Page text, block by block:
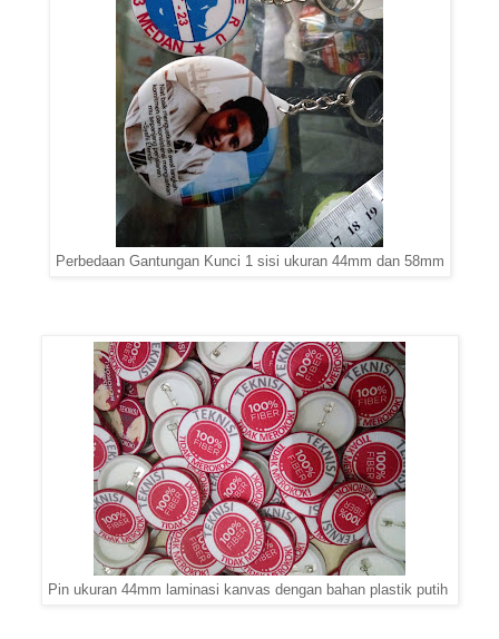
Perbedaan Gantungan Kunci 1 sisi ukuran 44mm dan 58mm
Pin ukuran 44mm laminasi kanvas dengan bahan plastik putih